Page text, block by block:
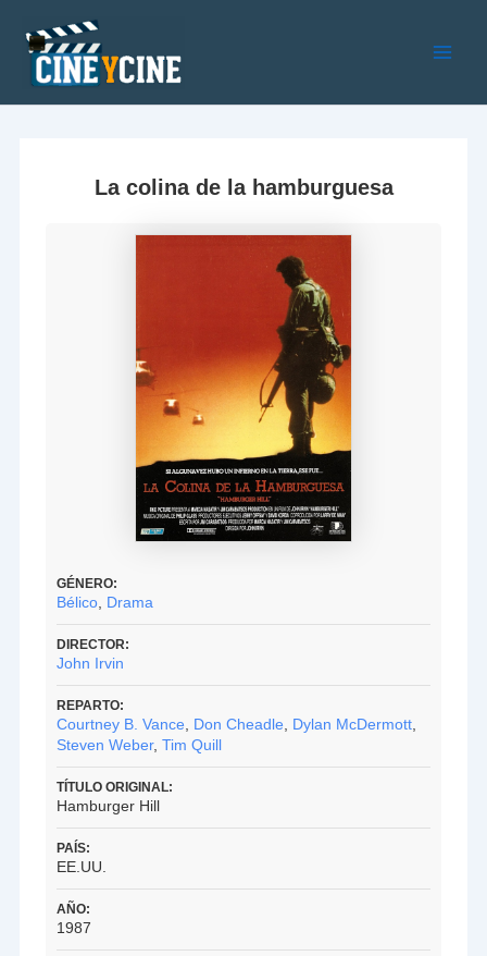
contenido
La colina de la hamburguesa
GÉNERO:
Bélico Drama
DIRECTOR:
John Irvin
REPARTO:
Courtney B. Vance Don Cheadle Dylan McDermott
Steven Weber,Tim Quill
TÍTULO ORIGINAL:
Hamburger Hill
PAÍS:
EE.UU.
AÑO:
1987